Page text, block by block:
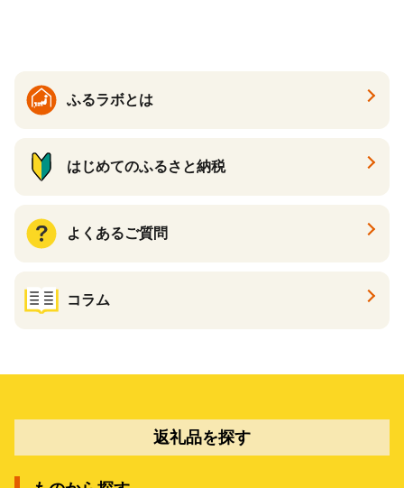
ふるラボとは
はじめてのふるさと納税
よくあるご質問
コラム
返礼品を探す